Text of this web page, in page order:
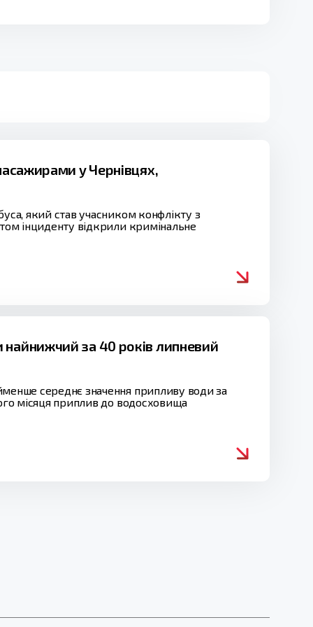
у Чернівцях,
який став учасником конфлікту з
інциденту відкрили кримінальне
за 40 років липневий
середнє значення припливу води за
місяця приплив до водосховища